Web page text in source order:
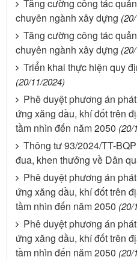
Tăng cường công tác
chuyên ngành xây dựng
Tăng cường công tác
chuyên ngành xây dựng
Triển khai thực hiện quy
(20/11/2024)
Phê duyệt phương án
ứng xăng dầu, khí đốt trên
tầm nhìn đến năm 2050 (20/
Thông tư 93/2024/TT-
đua, khen thưởng về Dân
Phê duyệt phương án
ứng xăng dầu, khí đốt trên
tầm nhìn đến năm 2050 (20/
Phê duyệt phương án
ứng xăng dầu, khí đốt trên
tầm nhìn đến năm 2050 (20/